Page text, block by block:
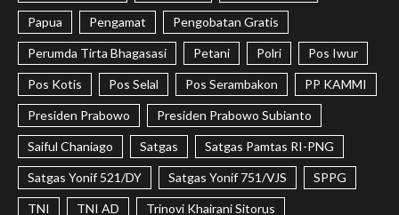
Papua Pengamat Pengobatan Gratis
Perumda Tirta Bhagasasi Petani Polri Pos Iwur
Pos Kotis Pos Selal Pos Serambakon PP KAMMI
Presiden Prabowo Presiden Prabowo Subianto
Saiful Chaniago Satgas Satgas Pamtas RI-PNG
Satgas Yonif 521/DY Satgas Yonif 751/VJS SPPG
TNI TNI AD Trinovi Khairani Sitorus